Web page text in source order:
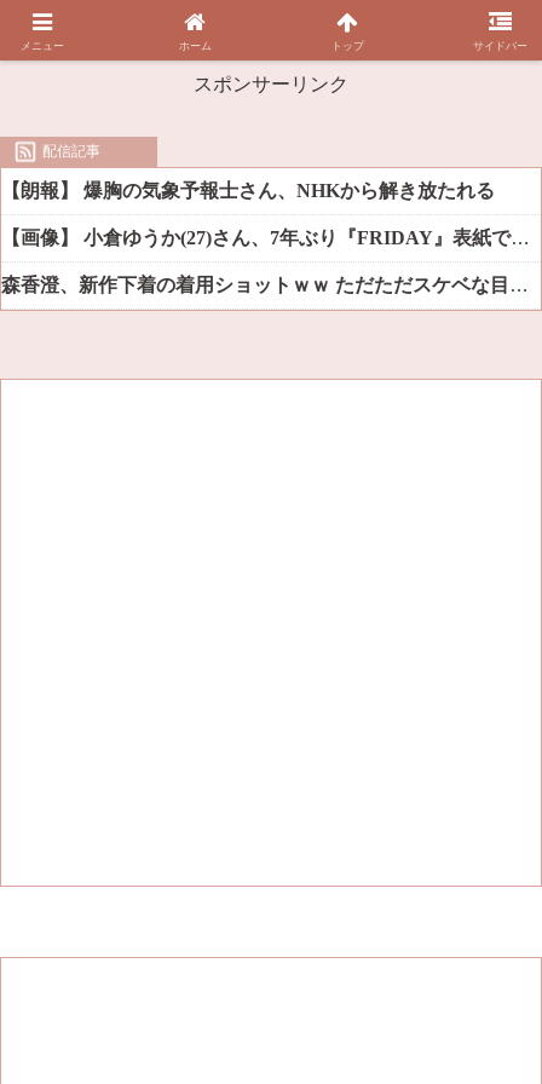
スポンサーリンク
配信記事
【朗報】 爆胸の気象予報士さん、NHKから解き放たれる
【画像】 小倉ゆうか(27)さん、7年ぶり『FRIDAY』表紙で神ボディ大解放
森香澄、新作下着の着用ショットｗｗ ただただスケベな目でしか見れんだろ！！
メニュー ホーム トップ サイドバー